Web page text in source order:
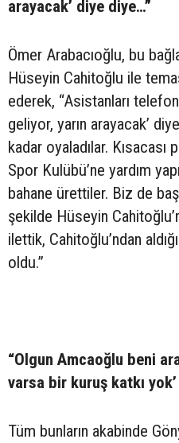
arayacak’ diye diye…”
Ömer Arabacıoğlu, bu
Hüseyin Cahitoğlu ile
ederek, “Asistanları
geliyor, yarın arayacak’
kadar oyaladılar.
Spor Kulübü’ne yardım
bahane ürettiler. Biz de
şekilde Hüseyin
ilettik, Cahitoğlu’ndan
oldu.”
“Olgun Amcaoğlu beni
varsa bir kuruş katkı
Tüm bunların akabinde